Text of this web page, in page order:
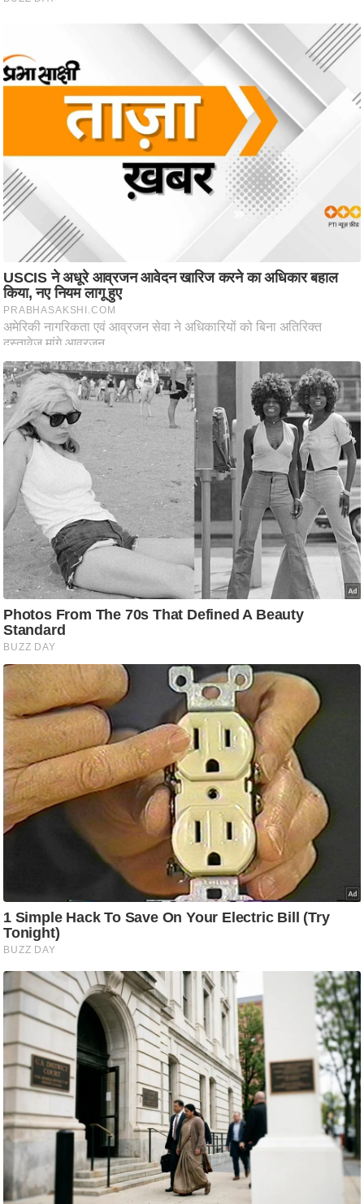
ति
वि
स
म
सा
यि
क
मा
तृ
भू
मि
स्तं
भ
ए
म
आ
र
.
आ
ई
.
चा
य
प
र
स
क्षा
ध
र्म
ज्यो
भु
म
हि
मा
/
ध
र्म
स्थ
ल
व्र
त
हा
र